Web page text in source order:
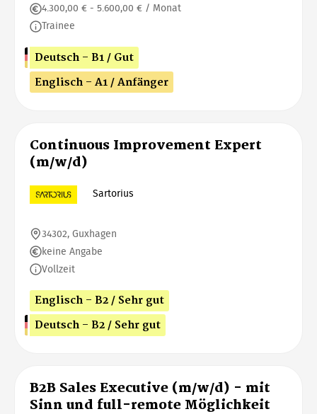
4.300,00 € - 5.600,00 € / Monat
Trainee
Deutsch - B1 / Gut
Englisch - A1 / Anfänger
Continuous Improvement Expert
(m/w/d)
Sartorius
34302, Guxhagen
keine Angabe
Vollzeit
Englisch - B2 / Sehr gut
Deutsch - B2 / Sehr gut
B2B Sales Executive (m/w/d) - mit
Sinn und full-remote Möglichkeit